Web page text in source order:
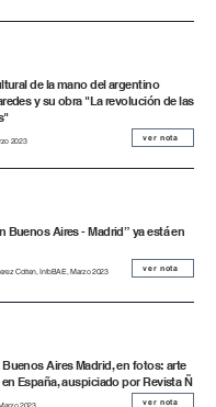
de la mano del argentino
y su obra "La revolución de las
2023 ver nota
Buenos Aires - Madrid” ya está en
Cotten, InfoBAE, Marzo 2023 ver nota
Aires Madrid, en fotos: arte
España, auspiciado por Revista Ñ
ver nota